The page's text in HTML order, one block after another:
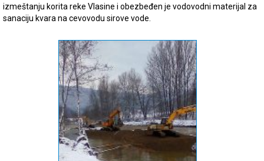
izmeštanju korita reke Vlasine i obezbeđen je vodovodni materijal za
sanaciju kvara na cevovodu sirove vode.